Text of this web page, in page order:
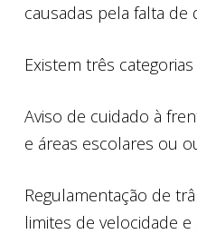
causadas pela falta de
Existem três
Aviso de cuidado à
e áreas escolares ou
Regulamentação de
limites de velocidade